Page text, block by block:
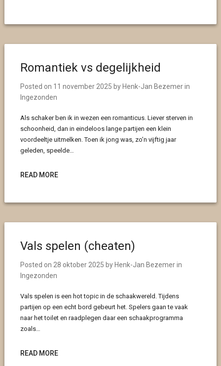
Romantiek vs degelijkheid
Posted on 11 november 2025 by Henk-Jan Bezemerin
Ingezonden
Als schaker ben ik in wezen een romanticus. Liever sterven in
schoonheid, dan in eindeloos lange partijen een klein
voordeeltje uitmelken. Toen ik jong was, zo’n vijftig jaar
geleden, speelde…
READ MORE
Vals spelen (cheaten)
Posted on 28 oktober 2025 by Henk-Jan Bezemerin
Ingezonden
Vals spelen is een hot topic in de schaakwereld. Tijdens
partijen op een echt bord gebeurt het. Spelers gaan te vaak
naar het toilet en raadplegen daar een schaakprogramma
zoals…
READ MORE